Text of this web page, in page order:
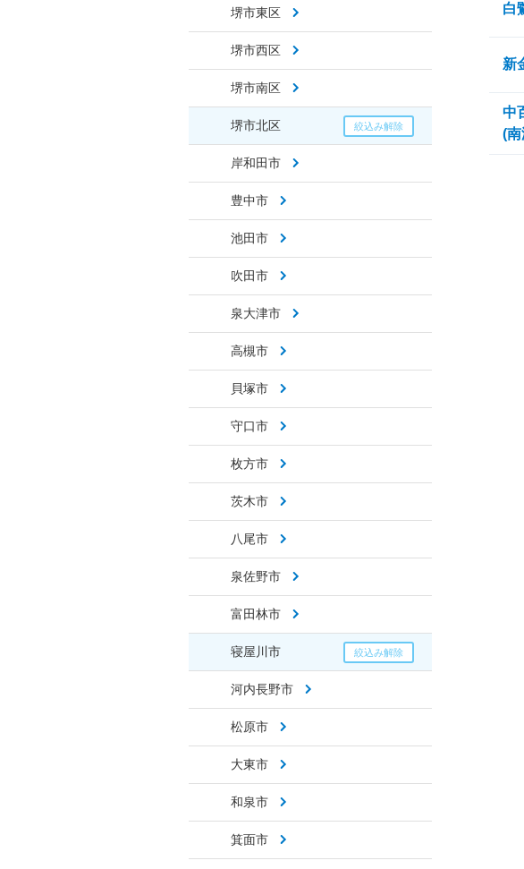
堺市東区
堺市西区
堺市南区
堺市北区
岸和田市
豊中市
池田市
吹田市
泉大津市
高槻市
貝塚市
守口市
枚方市
茨木市
八尾市
泉佐野市
富田林市
寝屋川市
河内長野市
松原市
大東市
和泉市
箕面市
白
新
中
(南